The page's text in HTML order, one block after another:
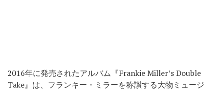
2016年に発売されたアルバム『Frankie Miller’s Double
Take』は、フランキー・ミラーを称讃する大物ミュージ